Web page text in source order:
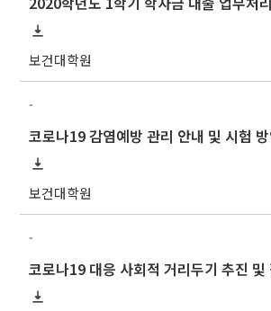
보건대학원
-
코로나19 감염예방 관리 안내 및 시험
보건대학원
-